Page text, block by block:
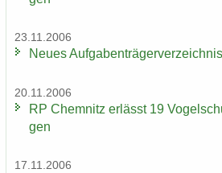
23.11.2006
Neues
20.11.2006
RP Chem­nitz er­lässt 19
gen
17.11.2006